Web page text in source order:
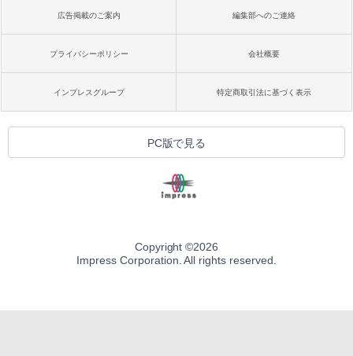
広告掲載のご案内 編集部へのご連絡
プライバシーポリシー 会社概要
インプレスグループ 特定商取引法に基づく表示
PC版で見る
Copyright ©2026
Impress Corporation. All rights reserved.